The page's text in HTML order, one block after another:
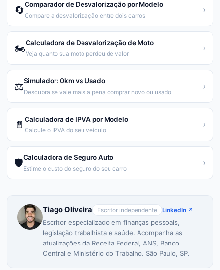
🔄Comparador de Desvalorização por Modelo
Compare a desvalorização entre dois carros
›
🏍️Calculadora de Desvalorização de Moto
Veja quanto sua moto perdeu de valor
›
⚖️Simulador: 0km vs Usado
Descubra se vale mais a pena comprar novo ou usado
›
📄 Calculadora de IPVA por Modelo
Calcule o IPVA do seu veículo
›
🛡️Calculadora de Seguro Auto
Estime o custo do seguro do seu carro
›
Tiago Oliveira Escritor independente LinkedIn ↗
Escritor especializado em finanças pessoais,
legislação trabalhista e saúde. Acompanha as
atualizações da Receita Federal, ANS, Banco
Central e Ministério do Trabalho. São Paulo, SP.